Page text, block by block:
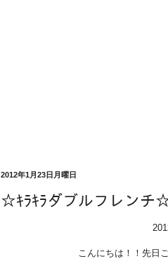
2012年1月23日月曜日
☆ｷﾗｷﾗダブルフレンチ
こんにちは！！先日